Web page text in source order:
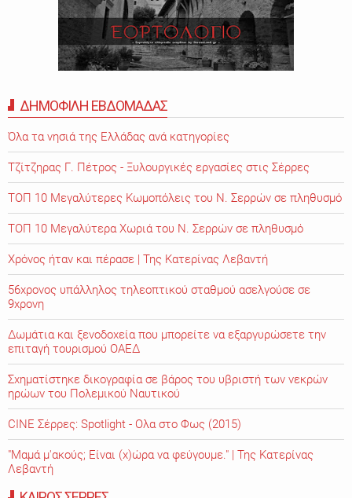
ΔΗΜΟΦΙΛΗ ΕΒΔΟΜΑΔΑΣ
Όλα τα νησιά της Ελλάδας ανά κατηγορίες
Τζίτζηρας Γ. Πέτρος - Ξυλουργικές εργασίες στις Σέρρες
ΤΟΠ 10 Μεγαλύτερες Κωμοπόλεις του Ν. Σερρών σε πληθυσμό
ΤΟΠ 10 Μεγαλύτερα Χωριά του Ν. Σερρών σε πληθυσμό
Χρόνος ήταν και πέρασε | Της Κατερίνας Λεβαντή
56χρονος υπάλληλος τηλεοπτικού σταθμού ασελγούσε σε
9χρονη
Δωμάτια και ξενοδοχεία που μπορείτε να εξαργυρώσετε την
επιταγή τουρισμού ΟΑΕΔ
Σχηματίστηκε δικογραφία σε βάρος του υβριστή των νεκρών
ηρώων του Πολεμικού Ναυτικού
CINE Σέρρες: Spotlight - Ολα στο Φως (2015)
"Μαμά μ'ακούς; Είναι (χ)ώρα να φεύγουμε." | Της Κατερίνας
Λεβαντή